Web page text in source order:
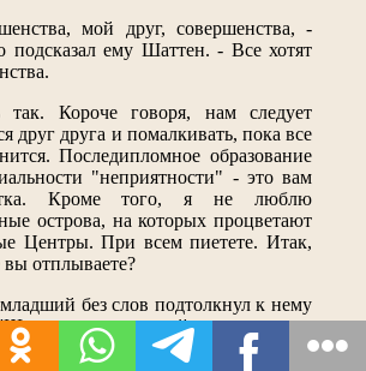
мой друг, совершенства, -
подсказал ему Шаттен. - Все хотят
Короче говоря, нам следует
друг друга и помалкивать, пока все
Последипломное образование
"неприятности" - это вам
Кроме того, я не люблю
острова, на которых процветают
Центры. При всем пиетете. Итак,
вы отплываете?
без слов подтолкнул к нему
вытащил свой и сравнил: все
- дата, время отправления, номер